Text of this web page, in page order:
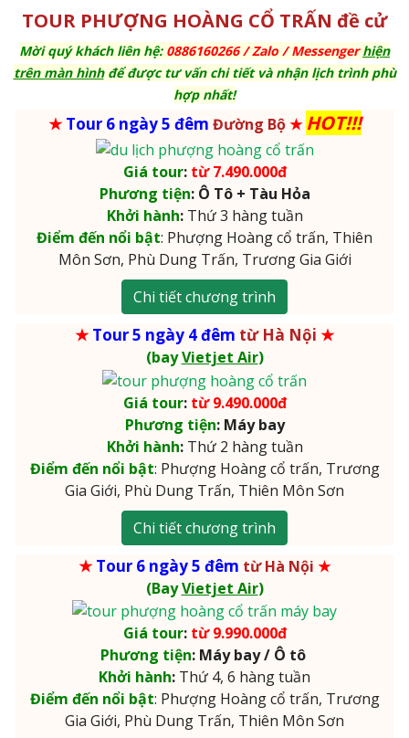
TOUR PHƯỢNG HOÀNG CỔ TRẤN đề cử
Mời quý khách liên hệ: 0886160266 / Zalo / Messengerhiện
trên màn hình để được tư vấn chi tiết và nhận lịch trình phù
hợp nhất!
★Tour 6 ngày 5 đêm Đường Bộ★ HOT!!!
Giá tour: từ 7.490.000đ
Phương tiện: Ô Tô + Tàu Hỏa
Khởi hành: Thứ 3 hàng tuần
Điểm đến nổi bật: Phượng Hoàng cổ trấn, Thiên
Môn Sơn, Phù Dung Trấn, Trương Gia Giới
Chi tiết chương trình
★ Tour 5 ngày 4 đêm từ Hà Nội ★
(bayVietjet Air)
Giá tour: từ 9.490.000đ
Phương tiện: Máy bay
Khởi hành: Thứ 2 hàng tuần
Điểm đến nổi bật: Phượng Hoàng cổ trấn, Trương
Gia Giới, Phù Dung Trấn, Thiên Môn Sơn
Chi tiết chương trình
★ Tour 6 ngày 5 đêm từ Hà Nội ★
(BayVietjet Air)
Giá tour: từ 9.990.000đ
Phương tiện: Máy bay / Ô tô
Khởi hành: Thứ 4, 6 hàng tuần
Điểm đến nổi bật: Phượng Hoàng cổ trấn, Trương
Gia Giới, Phù Dung Trấn, Thiên Môn Sơn